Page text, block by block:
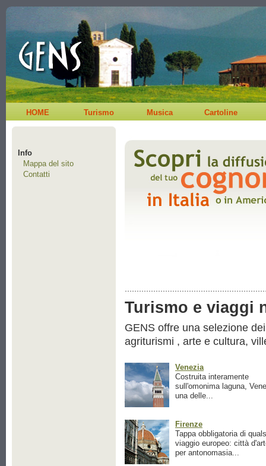
HOME Turismo Musica Cartoline
Info
Mappa del sito
Contatti
Turismo e viaggi
GENS offre una selezione
agriturismi , arte e cultura,
Venezia
Costruita interamente
sull'omonima laguna,
una delle...
Firenze
Tappa obbligatoria di
viaggio europeo: città
per antonomasia...